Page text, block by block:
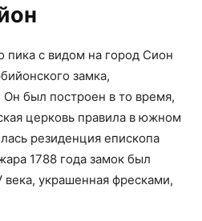
пика с видом на город Сион
замка,
Он был построен в то время,
церковь правила в южном
резиденция епископа
1788 года замок был
века, украшенная фресками,